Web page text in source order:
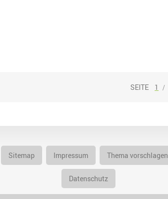
1
Sitemap Impressum Thema vorschlagen
Datenschutz